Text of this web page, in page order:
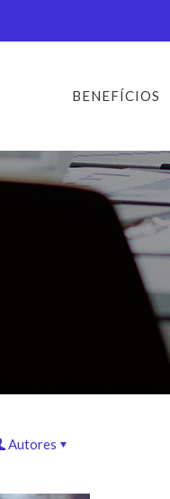
BENEFÍCIOS
Autores